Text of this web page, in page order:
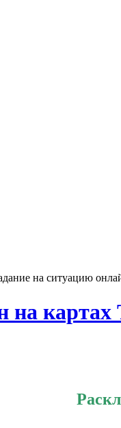
на ситуацию
на